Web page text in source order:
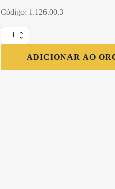
Código: 1.126.00.3
Válvula
de
EnchimentoADICIONAR AO